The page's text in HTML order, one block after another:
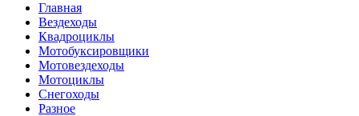
Главная
Вездеходы
Квадроциклы
Мотобуксировщики
Мотовездеходы
Мотоциклы
Снегоходы
Разное